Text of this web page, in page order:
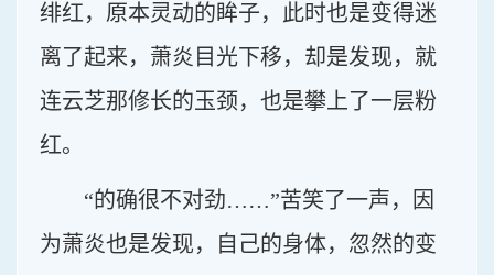
绯红，原本灵动的眸子，此时也是变得迷
离了起来，萧炎目光下移，却是发现，就
连云芝那修长的玉颈，也是攀上了一层粉
红。
“的确很不对劲……”苦笑了一声，因
为萧炎也是发现，自己的身体，忽然的变